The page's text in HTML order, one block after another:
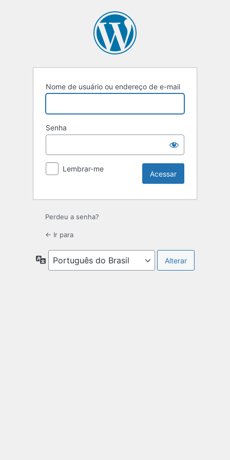
Nome de usuário ou endereço de e-mail
Senha
Lembrar-me
Perdeu a senha?
← Ir para
Idioma